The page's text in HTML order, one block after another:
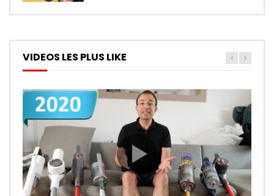
VIDEOS LES PLUS LIKE